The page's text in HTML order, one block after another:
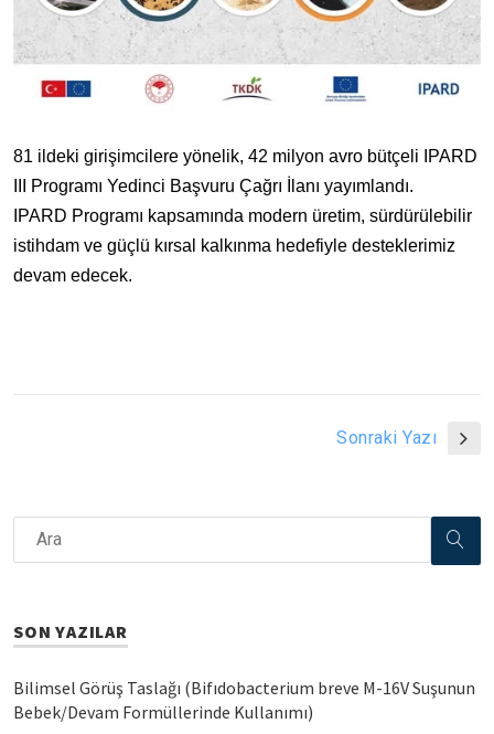
81 ildeki girişimcilere yönelik, 42 milyon avro bütçeli IPARD
III Programı Yedinci Başvuru Çağrı İlanı yayımlandı.
IPARD Programı kapsamında modern üretim, sürdürülebilir
istihdam ve güçlü kırsal kalkınma hedefiyle desteklerimiz
devam edecek.
Sonraki Yazı
SON YAZILAR
Bilimsel Görüş Taslağı (Bifıdobacterium breve M-16V Suşunun
Bebek/Devam Formüllerinde Kullanımı)